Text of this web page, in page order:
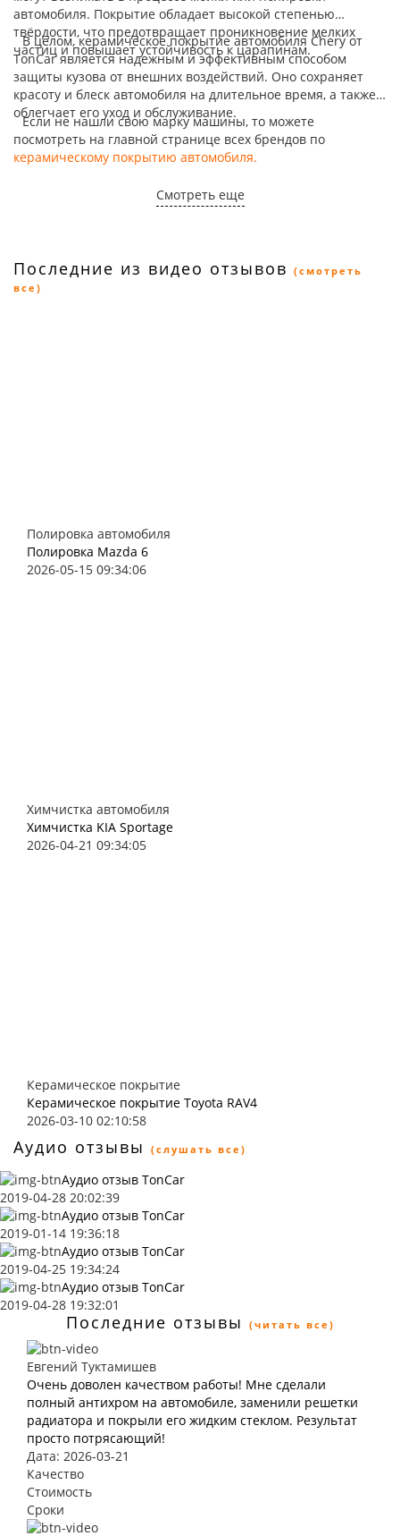
автомобиля. Покрытие обладает высокой степенью
твёрдости, что предотвращает проникновение мелких
частиц и повышает устойчивость к царапинам.
В целом, керамическое покрытие автомобиля Chery от
TonCar является надежным и эффективным способом
защиты кузова от внешних воздействий. Оно сохраняет
красоту и блеск автомобиля на длительное время, а также
облегчает его уход и обслуживание.
Если не нашли свою марку машины, то можете
посмотреть на главной странице всех брендов по
керамическому покрытию автомобиля.
Смотреть еще
Последние из видео отзывов (смотреть
все)
Полировка автомобиля
Полировка Mazda 6
2026-05-15 09:34:06
Химчистка автомобиля
Химчистка KIA Sportage
2026-04-21 09:34:05
Керамическое покрытие
Керамическое покрытие Toyota RAV4
2026-03-10 02:10:58
Аудио отзывы (слушать все)
Аудио отзыв TonCar
2019-04-28 20:02:39
Аудио отзыв TonCar
2019-01-14 19:36:18
Аудио отзыв TonCar
2019-04-25 19:34:24
Аудио отзыв TonCar
2019-04-28 19:32:01
Последние отзывы (читать все)
Евгений Туктамишев
Очень доволен качеством работы! Мне сделали
полный антихром на автомобиле, заменили решетки
радиатора и покрыли его жидким стеклом. Результат
просто потрясающий!
Дата: 2026-03-21
Качество
Стоимость
Сроки